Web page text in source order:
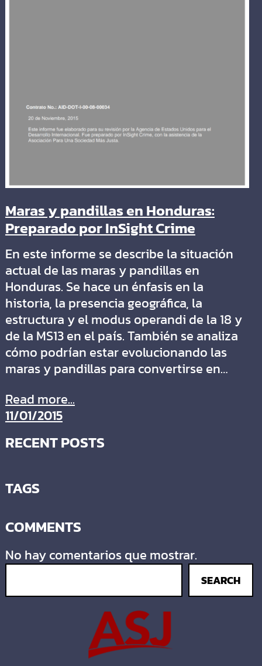
Maras y pandillas en Honduras:
Preparado por InSight Crime
En este informe se describe la situación
actual de las maras y pandillas en
Honduras. Se hace un énfasis en la
historia, la presencia geográfica, la
estructura y el modus operandi de la 18 y
de la MS13 en el país. También se analiza
cómo podrían estar evolucionando las
maras y pandillas para convertirse en…
Read more...
11/01/2015
RECENT POSTS
TAGS
COMMENTS
No hay comentarios que mostrar.
SEARCH